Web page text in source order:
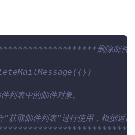
删除邮
表中的邮件对象。
获取邮件列表”进行使用，根据返回